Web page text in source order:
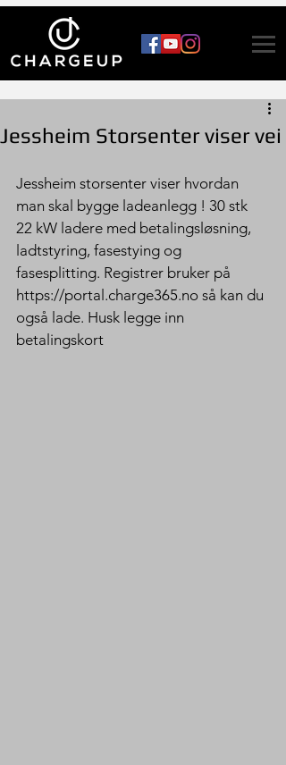
Jessheim Storsenter viser vei
Jessheim storsenter viser hvordan
man skal bygge ladeanlegg ! 30 stk
22 kW ladere med betalingsløsning,
ladtstyring, fasestying og
fasesplitting. Registrer bruker på
https://portal.charge365.no så kan du
også lade. Husk legge inn
betalingskort